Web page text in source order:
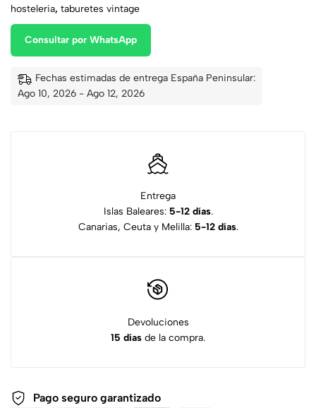
hosteleria, taburetes vintage
Consultar por WhatsApp
Fechas estimadas de entrega España Peninsular:
Ago 10, 2026 - Ago 12, 2026
Entrega
Islas Baleares: 5-12 días.
Canarias, Ceuta y Melilla: 5-12 días.
Devoluciones
15 días de la compra.
Pago seguro garantizado